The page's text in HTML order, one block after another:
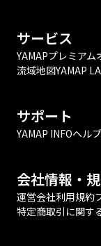
サービス
YAMAPプレミアム
流域地図YAMAP
サポート
YAMAP INFOヘル
会社情報・
運営会社利用規約
特定商取引に関す